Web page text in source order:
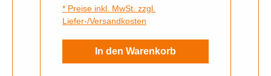
* Preise inkl. MwSt. zzgl.
Liefer-/Versandkosten
In den Warenkorb